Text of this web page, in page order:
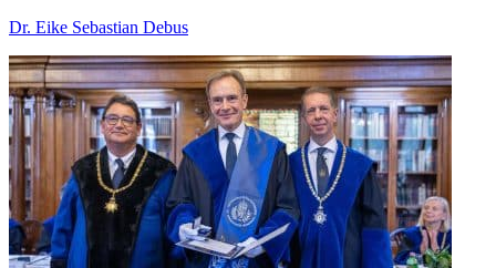
Dr. Eike Sebastian Debus